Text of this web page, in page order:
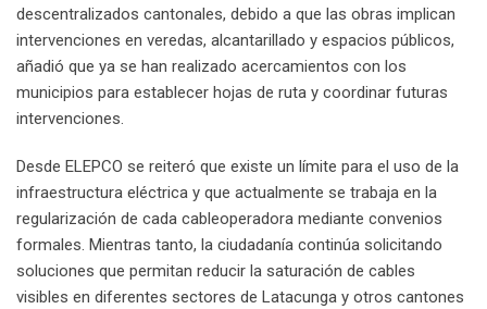
descentralizados cantonales, debido a que las obras implican
intervenciones en veredas, alcantarillado y espacios públicos,
añadió que ya se han realizado acercamientos con los
municipios para establecer hojas de ruta y coordinar futuras
intervenciones.
Desde ELEPCO se reiteró que existe un límite para el uso de la
infraestructura eléctrica y que actualmente se trabaja en la
regularización de cada cableoperadora mediante convenios
formales. Mientras tanto, la ciudadanía continúa solicitando
soluciones que permitan reducir la saturación de cables
visibles en diferentes sectores de Latacunga y otros cantones